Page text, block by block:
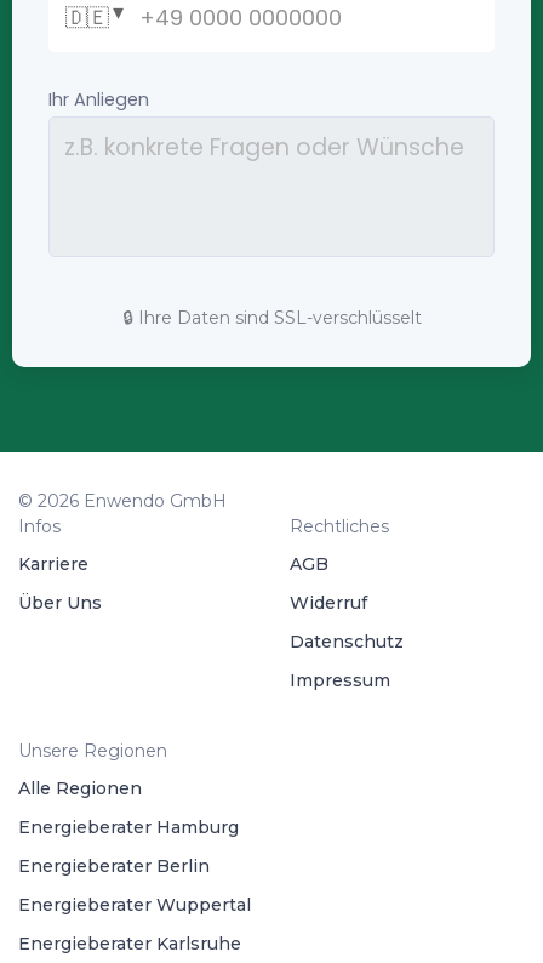
🔒 Ihre Daten sind SSL-verschlüsselt
© 2026 Enwendo GmbH
Infos
Karriere
Über Uns
Rechtliches
AGB
Widerruf
Datenschutz
Impressum
Unsere Regionen
Alle Regionen
Energieberater Hamburg
Energieberater Berlin
Energieberater Wuppertal
Energieberater Karlsruhe